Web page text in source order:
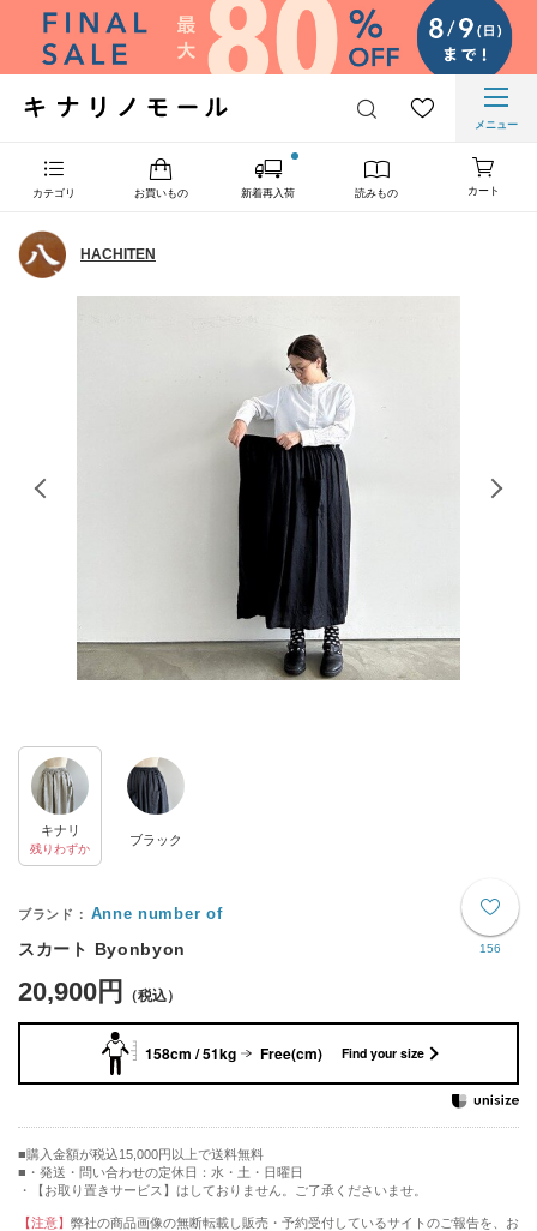
メニュー
カテゴリ お買いもの 新着再入荷 読みもの カート
HACHITEN
キナリ
残りわずか
ブラック
156
Anne number of
スカート Byonbyon
20,900円
158cm / 51kg Free(cm) Find your size
購入金額が税込15,000円以上で送料無料
・発送・問い合わせの定休日：水・土・日曜日
・【お取り置きサービス】はしておりません。ご了承くださいませ。
【注意】 弊社の商品画像の無断転載し販売・予約受付しているサイトのご報告を、お